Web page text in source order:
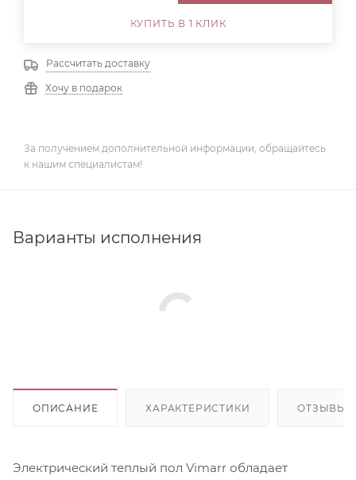
КУПИТЬ В 1 КЛИК
Рассчитать доставку
Хочу в подарок
За получением дополнительной информации, обращайтесь
к нашим специалистам!
Варианты исполнения
ОПИСАНИЕ ХАРАКТЕРИСТИКИ ОТЗЫВЫ
Электрический теплый пол Vimarr обладает